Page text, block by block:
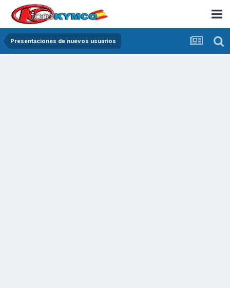
Presentaciones de nuevos usuarios